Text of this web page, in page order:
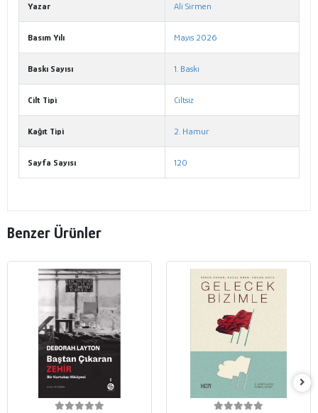
Yazar Ali Sirmen
Basım Yılı Mayıs 2026
Baskı Sayısı 1. Baskı
Cilt Tipi Ciltsiz
Kağıt Tipi 2. Hamur
Sayfa Sayısı 120
Benzer Ürünler